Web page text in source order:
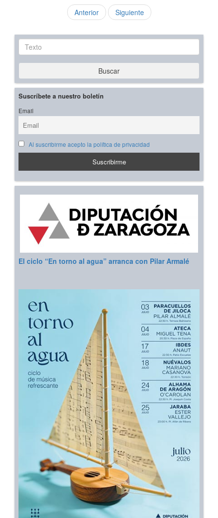
Anterior Siguiente
Texto
Buscar
Suscríbete a nuestro boletín
Email
Al suscribirme acepto la política de privacidad
El ciclo “En torno al agua” arranca con Pilar Armalé